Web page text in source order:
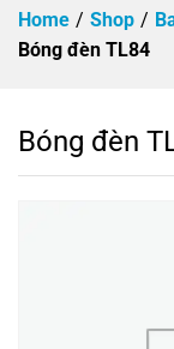
Home / Shop /
Bóng đèn TL84
Bóng đèn